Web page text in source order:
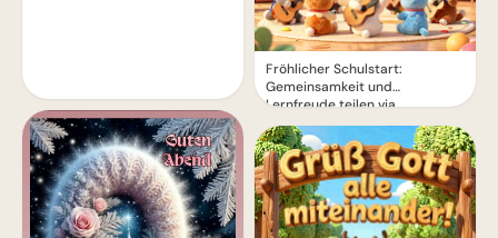
Fröhlicher Schulstart:
Gemeinsamkeit und
Lernfreude teilen via
WhatsApp!